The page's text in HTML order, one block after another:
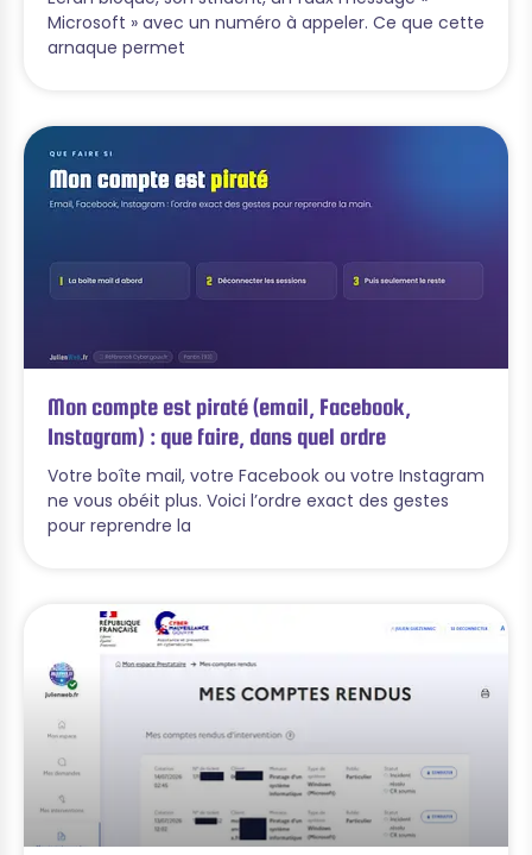
Microsoft » avec un numéro à appeler. Ce que cette
arnaque permet
Mon compte est piraté (email, Facebook,
Instagram) : que faire, dans quel ordre
Votre boîte mail, votre Facebook ou votre Instagram
ne vous obéit plus. Voici l’ordre exact des gestes
pour reprendre la